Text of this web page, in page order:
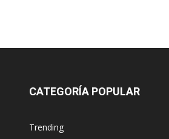
CATEGORÍA POPULAR
Trending